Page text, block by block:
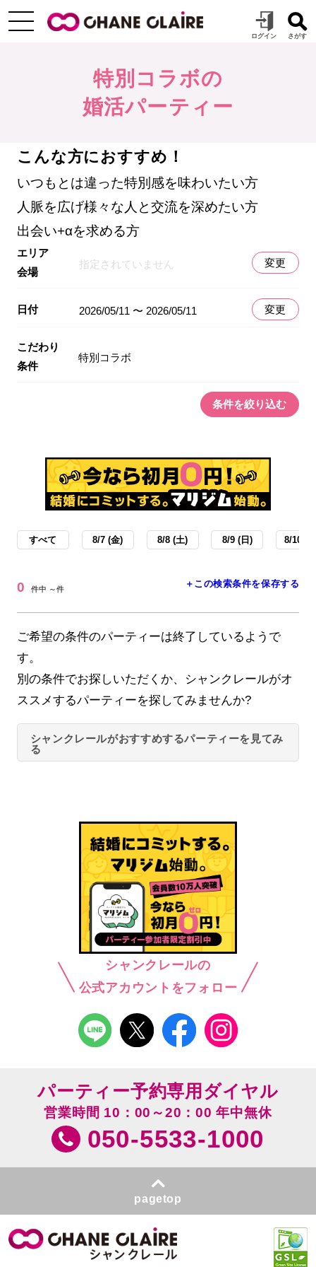
特別コラボの
婚活パーティー
こんな方におすすめ！
いつもとは違った特別感を味わいたい方
人脈を広げ様々な人と交流を深めたい方
出会い+αを求める方
エリア
会場
指定されていません 変更
日付 2026/05/11 〜 2026/05/11 変更
こだわり
条件
特別コラボ
条件を絞り込む
すべて 8/7 (金) 8/8 (土) 8/9 (日) 8/10 (
0 件中 ～件 ＋この検索条件を保存する
ご希望の条件のパーティーは終了しているようで
す。
別の条件でお探しいただくか、シャンクレールがオ
ススメするパーティーを探してみませんか?
シャンクレールがおすすめするパーティーを見てみ
る
シャンクレールの
公式アカウントをフォロー
パーティー予約専用ダイヤル
営業時間 10：00～20：00 年中無休
050-5533-1000
pagetop